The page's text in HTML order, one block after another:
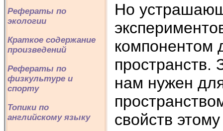
Рефераты по
экологии
Краткое содержание
произведений
Рефераты по
физкультуре и
спорту
Топики по
английскому языку
Но
компонентом
пространств.
нам нужен
свойств